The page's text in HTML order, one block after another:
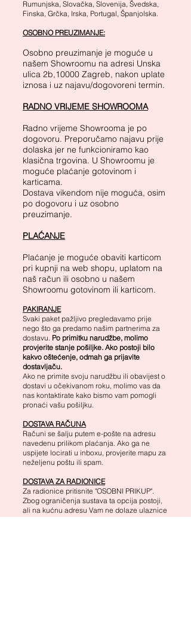
Rumunjska, Slovačka, Slovenija, Švedska,
Finska, Grčka, Irska, Portugal, Španjolska.
OSOBNO PREUZIMANJE:
Osobno preuzimanje je moguće u
našem Showroomu na adresi Unska
ulica 2b,10000 Zagreb, nakon uplate
iznosa i uz najavu/dogovoreni termin.
RADNO VRIJEME SHOWROOMA
Radno vrijeme Showrooma je po
dogovoru. Preporučamo najavu prije
dolaska jer ne funkcioniramo kao
klasična trgovina. U Showroomu je
moguće plaćanje gotovinom i
karticama.
Dostava vikendom nije moguća, osim
po dogovoru i uz osobno
preuzimanje.
PLAĆANJE
Plaćanje je moguće obaviti karticom
pri kupnji na web shopu, uplatom na
naš račun ili osobno u našem
Showroomu gotovinom ili karticom.
PAKIRANJE
Svaki paket pažljivo pregledavamo prije
nego što ga predamo našim partnerima za
dostavu. Po primitku narudžbe, molimo
provjerite stanje pošiljke. Ako postoji bilo
kakvo oštećenje, odmah ga prijavite
dostavljaču.
Ako ne primite svoju narudžbu ili obavijest o
dostavi u očekivanom roku, molimo vas da
nas kontaktirate kako bismo vam pomogli
pronaći vašu pošiljku.
DOSTAVA RAČUNA
Računi se šalju putem e-pošte na adresu
navedenu prilikom plaćanja. Ako ga ne
uspijete locirati u inboxu, provjerite mapu za
neželjenu poštu ili spam.
DOSTAVA ZA RADIONICE
Za radionice pritisnite "OSOBNI PRIKUP".
Zbog ograničenja sustava ta opcija postoji,
ali na kućnu adresu Vam ne dolaze ulaznice
niti plaćate dostavu.